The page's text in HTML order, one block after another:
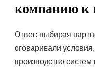
компанию к
Ответ: выбирая
оговаривали
производство